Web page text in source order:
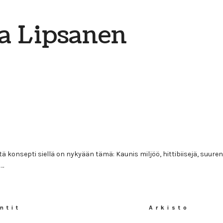
Lipsanen
konsepti siellä on nykyään tämä: Kaunis miljöö, hittibiisejä,
Arkisto